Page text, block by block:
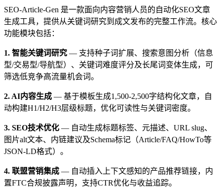
SEO-Article-Gen 是一款面向内容营销人员的自动化SEO文章
生成工具，提供从关键词研究到成文发布的完整工作流。核心
功能模块包括：
1. 智能关键词研究 — 支持种子词扩展、搜索意图分析（信息
型/交易型/导航型）、关键词难度评分及长尾词变体生成，可
筛选低竞争高流量机会词。
2. AI内容生成 — 基于模板生成1,500-2,500字结构化文章，自
动构建H1/H2/H3层级标题，优化可读性与关键词密度。
3. SEO技术优化 — 自动生成标题标签、元描述、URL slug、
图片alt文本、内链建议及Schema标记（Article/FAQ/HowTo等
JSON-LD格式）。
4. 联盟营销集成 — 自动插入上下文感知的产品推荐链接，内
置FTC合规披露声明，支持CTR优化与收益追踪。